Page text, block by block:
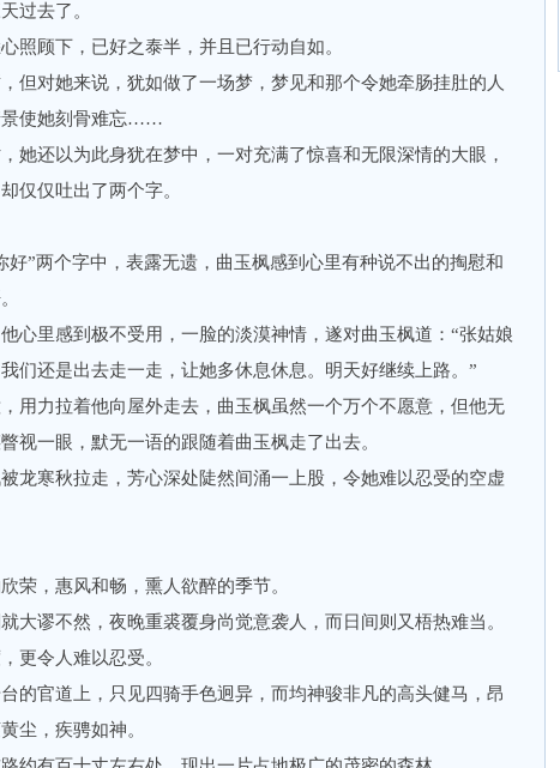
过去了。
顾下，已好之泰半，并且已行动自如。
对她来说，犹如做了一场梦，梦见和那个令她牵肠挂肚的人
景使她刻骨难忘……
还以为此身犹在梦中，一对充满了惊喜和无限深情的大眼，
仅仅吐出了两个字。
”两个字中，表露无遗，曲玉枫感到心里有种说不出的掏慰和
里感到极不受用，一脸的淡漠神情，遂对曲玉枫道：“张姑娘
们还是出去走一走，让她多休息休息。明天好继续上路。”
力拉着他向屋外走去，曲玉枫虽然一个万个不愿意，但他无
视一眼，默无一语的跟随着曲玉枫走了出去。
寒秋拉走，芳心深处陡然间涌一上股，令她难以忍受的空虚
，惠风和畅，熏人欲醉的季节。
谬不然，夜晚重裘覆身尚觉意袭人，而日间则又梧热难当。
令人难以忍受。
官道上，只见四骑手色迥异，而均神骏非凡的高头健马，昂
尘，疾骋如神。